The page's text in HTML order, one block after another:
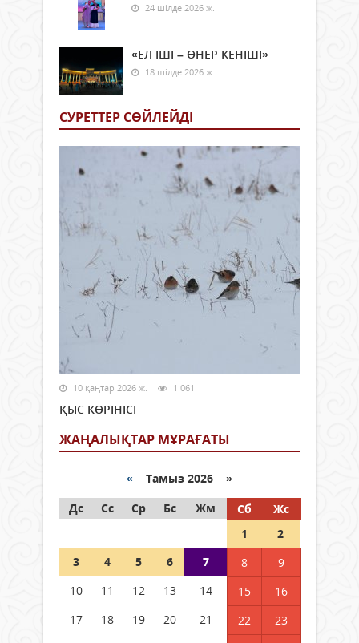
24 шілде 2026 ж.
«ЕЛ ІШІ – ӨНЕР КЕНІШІ»
18 шілде 2026 ж.
СУРЕТТЕР СӨЙЛЕЙДI
10 қаңтар 2026 ж. 1 061
ҚЫС КӨРІНІСІ
ЖАҢАЛЫҚТАР МҰРАҒАТЫ
« Тамыз 2026 »
Дс
Сс Ср Бс Жм Сб
Жс
1
2
3
4 5 6 7 8
9
10
11 12 13 14 15
16
17
18 19 20 21 22
23